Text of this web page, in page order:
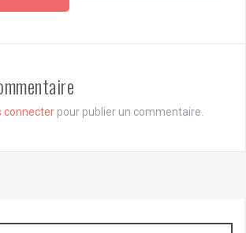
connecter pour publier un commentaire.